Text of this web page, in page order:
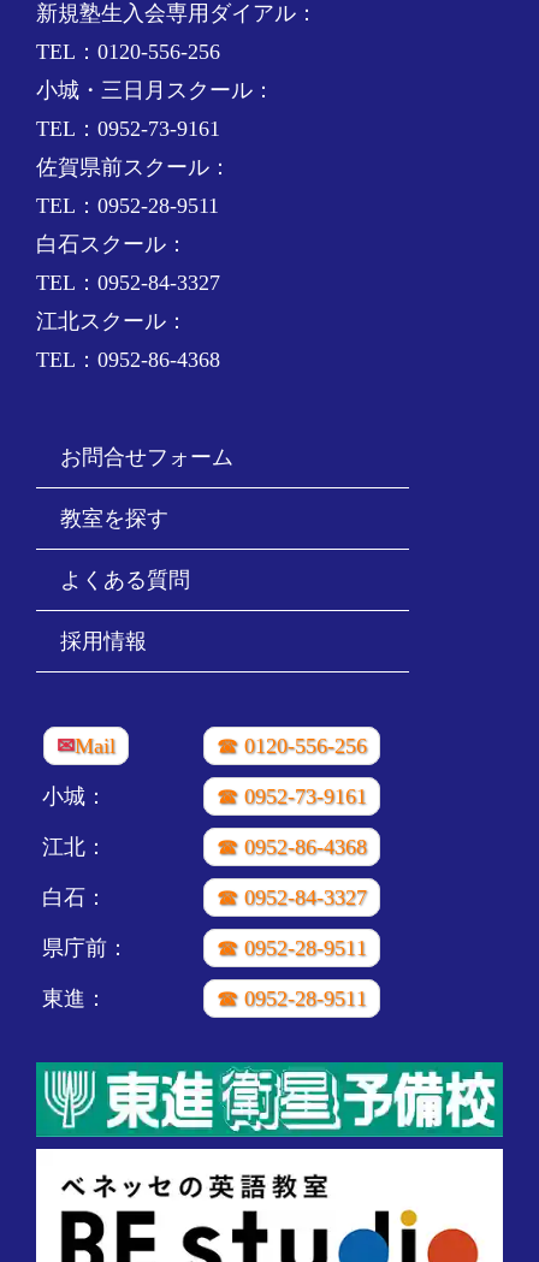
新規塾生入会専用ダイアル：
TEL：0120-556-256
小城・三日月スクール：
TEL：0952-73-9161
佐賀県前スクール：
TEL：0952-28-9511
白石スクール：
TEL：0952-84-3327
江北スクール：
TEL：0952-86-4368
お問合せフォーム
教室を探す
よくある質問
採用情報
✉Mail ☎ 0120-556-256
小城： ☎ 0952-73-9161
江北： ☎ 0952-86-4368
白石： ☎ 0952-84-3327
県庁前： ☎ 0952-28-9511
東進： ☎ 0952-28-9511